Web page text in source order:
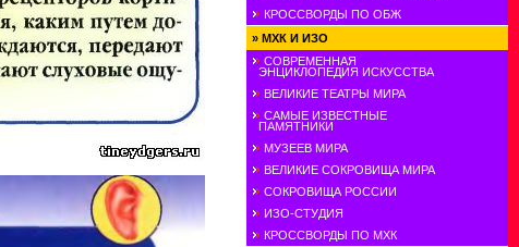
КРОССВОРДЫ ПО ОБЖ
» МХК И ИЗО
СОВРЕМЕННАЯ
ЭНЦИКЛОПЕДИЯ ИСКУССТВА
ВЕЛИКИЕ ТЕАТРЫ МИРА
САМЫЕ ИЗВЕСТНЫЕ
ПАМЯТНИКИ
МУЗЕЕВ МИРА
ВЕЛИКИЕ СОКРОВИЩА МИРА
СОКРОВИЩА РОССИИ
ИЗО-СТУДИЯ
КРОССВОРДЫ ПО МХК